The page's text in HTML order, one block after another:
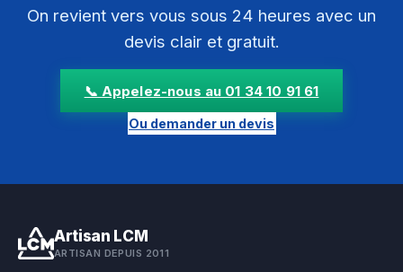
On revient vers vous sous 24 heures avec un
devis clair et gratuit.
📞 Appelez-nous au 01 34 10 91 61
Ou demander un devis
Artisan LCM
ARTISAN DEPUIS 2011